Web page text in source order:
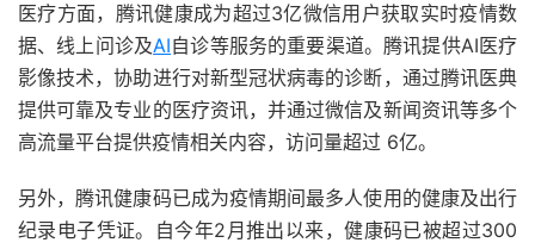
医疗方面，腾讯健康成为超过3亿微信用户获取实时疫情数
据、线上问诊及AI自诊等服务的重要渠道。腾讯提供AI医疗
影像技术，协助进行对新型冠状病毒的诊断，通过腾讯医典
提供可靠及专业的医疗资讯，并通过微信及新闻资讯等多个
高流量平台提供疫情相关内容，访问量超过 6亿。
另外，腾讯健康码已成为疫情期间最多人使用的健康及出行
纪录电子凭证。自今年2月推出以来，健康码已被超过300